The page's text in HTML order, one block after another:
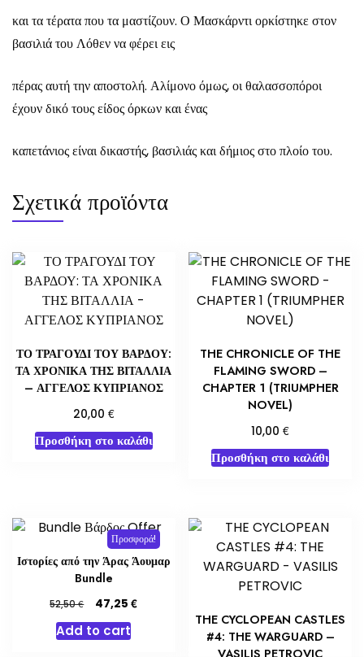
και τα τέρατα που τα μαστίζουν. Ο Μασκάρντι ορκίστηκε στον
βασιλιά του Λόθεν να φέρει εις
πέρας αυτή την αποστολή. Αλίμονο όμως, οι θαλασσοπόροι
έχουν δικό τους είδος όρκων και ένας
καπετάνιος είναι δικαστής, βασιλιάς και δήμιος στο πλοίο του.
Σχετικά προϊόντα
ΤΟ ΤΡΑΓΟΥΔΙ ΤΟΥ ΒΑΡΔΟΥ:
ΤΑ ΧΡΟΝΙΚΑ ΤΗΣ ΒΙΤΑΛΛΙΑ
– ΑΓΓΕΛΟΣ ΚΥΠΡΙΑΝΟΣ
20,00 €
Προσθήκη στο καλάθι
THE CHRONICLE OF THE
FLAMING SWORD –
CHAPTER 1 (TRIUMPHER
NOVEL)
10,00€
Προσθήκη στο καλάθι
Προσφορά!
Ιστορίες από την Άρας Άουμαρ
Bundle
52,50€
Original
price
was:
47,25€Η
Add to cart
THE CYCLOPEAN CASTLES
#4: THE WARGUARD –